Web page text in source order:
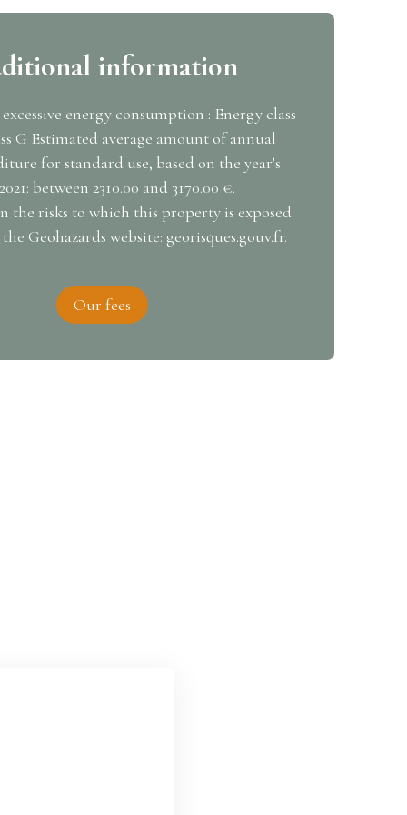
information
energy consumption : Energy class
G Estimated average amount of annual
for standard use, based on the year's
between 2310.00 and 3170.00 €.
the risks to which this property is exposed
Geohazards website: georisques.gouv.fr.
Our fees